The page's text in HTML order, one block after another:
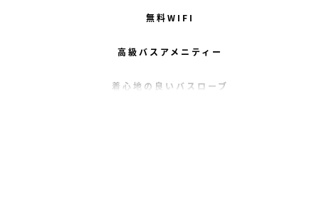
無料WIFI
高級バスアメニティー
着心地の良いバスローブ